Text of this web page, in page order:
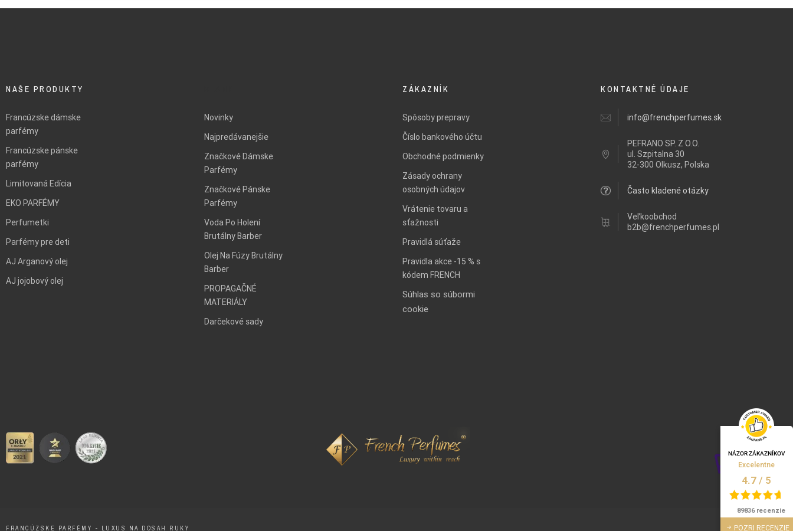
NAŠE PRODUKTY
Francúzske dámske
parfémy
Francúzske pánske
parfémy
Limitovaná Edícia
EKO PARFÉMY
Perfumetki
Parfémy pre deti
AJ Arganový olej
AJ jojobový olej
Novinky
Najpredávanejšie
Značkové Dámske
Parfémy
Značkové Pánske
Parfémy
Voda Po Holení
Brutálny Barber
Olej Na Fúzy Brutálny
Barber
PROPAGAČNÉ
MATERIÁLY
Darčekové sady
ZÁKAZNÍK
Spôsoby prepravy
Číslo bankového účtu
Obchodné podmienky
Zásady ochrany
osobných údajov
Vrátenie tovaru a
sťažnosti
Pravidlá súťaže
Pravidla akce -15 % s
kódem FRENCH
Súhlas so súbormi
cookie
KONTAKTNÉ ÚDAJE
info@frenchperfumes.sk
PEFRANO SP. Z O.O.
ul. Szpitalna 30
32-300 Olkusz, Polska
Často kladené otázky
Veľkoobchod
b2b@frenchperfumes.pl
FRANCÚZSKE PARFÉMY - LUXUS NA DOSAH RUKY
NÁZOR ZÁKAZNÍKOV
Excelentne
4.7 / 5
89836 recenzie
POZRI RECENZIE